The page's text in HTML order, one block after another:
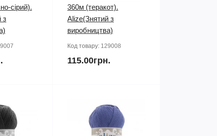
сірий).
з
360м (теракот).
Alize(Знятий з
виробництва)
Код товару: 129008
115.00грн.